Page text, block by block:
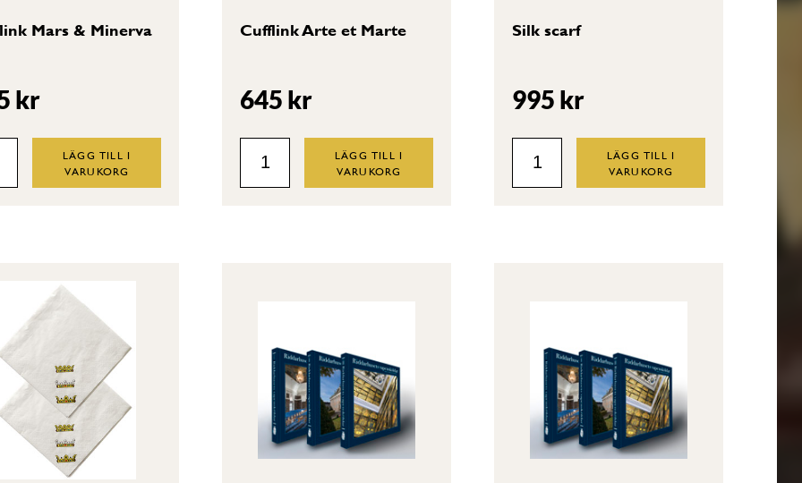
Mars & Minerva
kr
LÄGG TILL I
VARUKORG
Cufflink Arte et Marte
645 kr
Cufflink
LÄGG TILL I
VARUKORG
Silk scarf
995 kr
Silk
LÄGG TILL I
VARUKORG